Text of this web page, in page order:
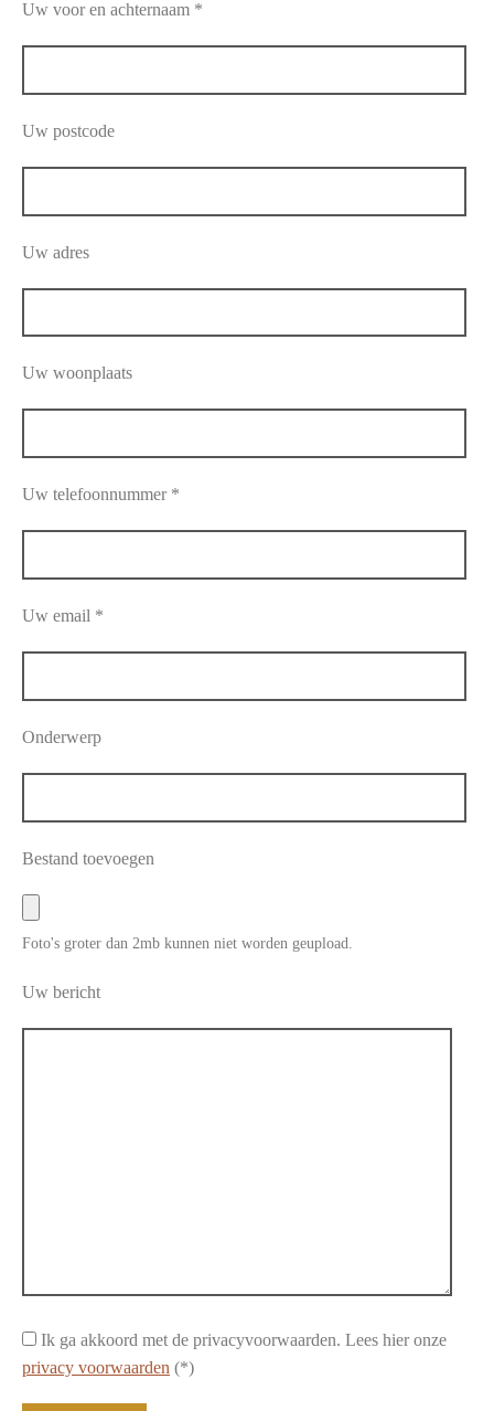
Uw voor en achternaam *
Uw postcode
Uw adres
Uw woonplaats
Uw telefoonnummer *
Uw email *
Onderwerp
Bestand toevoegen
Foto's groter dan 2mb kunnen niet worden geupload.
Uw bericht
Ik ga akkoord met de privacyvoorwaarden. Lees hier onze
privacy voorwaarden (*)